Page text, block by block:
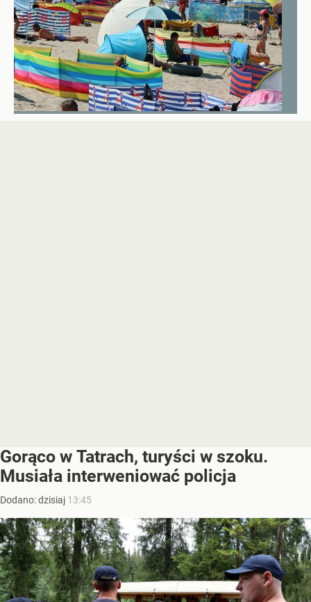
Gorąco w Tatrach, turyści w szoku.
Musiała interweniować policja
Dodano:dzisiaj 13:45